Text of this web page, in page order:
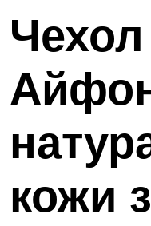
кожи